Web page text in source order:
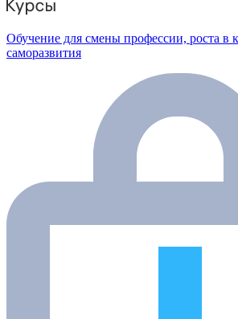
Обучение для смены профессии, роста в
саморазвития